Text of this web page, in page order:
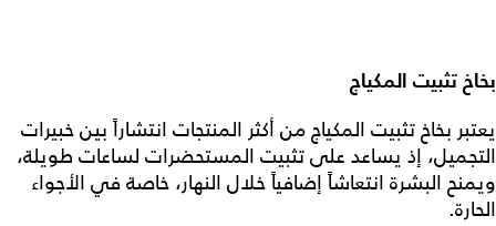
بخاخ تثبيت المكياج
يعتبر بخاخ تثبيت المكياج من أكثر المنتجات انتشاراً بين خبيرات
التجميل، إذ يساعد على تثبيت المستحضرات لساعات طويلة،
ويمنح البشرة انتعاشاً إضافياً خلال النهار، خاصة في الأجواء
الحارة.